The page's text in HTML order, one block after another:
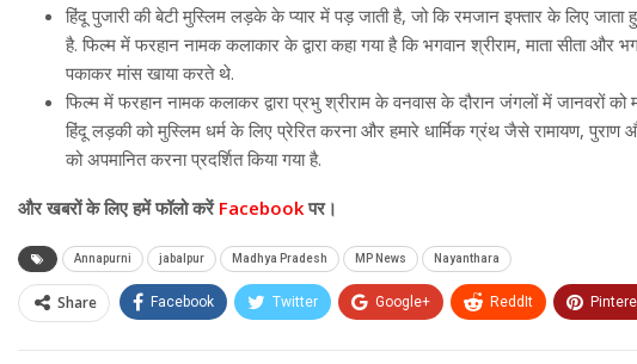
हिंदू पुजारी की बेटी मुस्लिम लड़के के प्यार में पड़ जाती है, जो कि रमजान इफ्तार के लिए जाता
है. फिल्म में फरहान नामक कलाकार के द्वारा कहा गया है कि भगवान श्रीराम, माता सीता
पकाकर मांस खाया करते थे.
फिल्म में फरहान नामक कलाकर द्वारा प्रभु श्रीराम के वनवास के दौरान जंगलों में जानवरों
हिंदू लड़की को मुस्लिम धर्म के लिए प्रेरित करना और हमारे धार्मिक ग्रंथ जैसे रामायण,
को अपमानित करना प्रदर्शित किया गया है.
और खबरों के लिए हमें फॉलो करेंFacebookपर।
Annapurni jabalpur Madhya Pradesh MP News Nayanthara
Share Facebook Twitter Google+ ReddIt